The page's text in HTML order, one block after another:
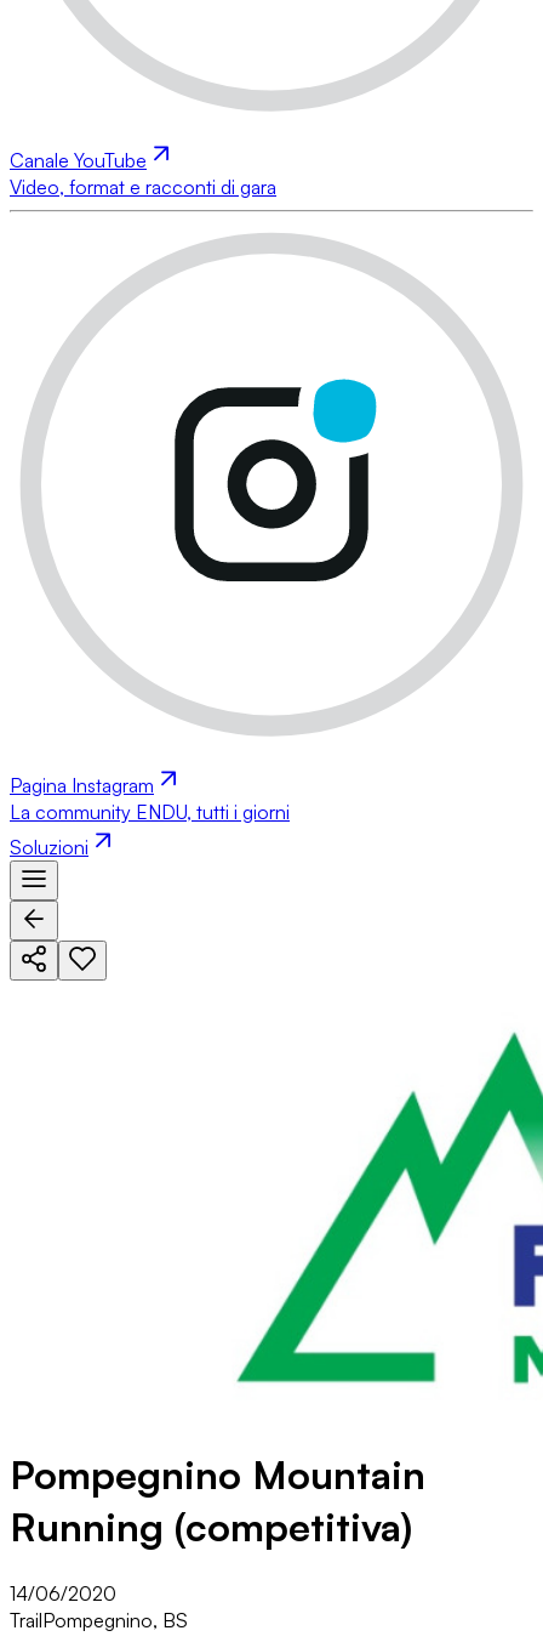
Canale YouTube
Video, format e racconti di gara
Pagina Instagram
La community ENDU, tutti i giorni
Soluzioni
Pompegnino Mountain
Running (competitiva)
14/06/2020
TrailPompegnino, BS